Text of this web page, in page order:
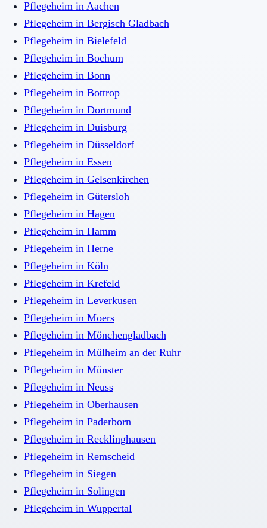
Pflegeheim in Aachen
Pflegeheim in Bergisch Gladbach
Pflegeheim in Bielefeld
Pflegeheim in Bochum
Pflegeheim in Bonn
Pflegeheim in Bottrop
Pflegeheim in Dortmund
Pflegeheim in Duisburg
Pflegeheim in Düsseldorf
Pflegeheim in Essen
Pflegeheim in Gelsenkirchen
Pflegeheim in Gütersloh
Pflegeheim in Hagen
Pflegeheim in Hamm
Pflegeheim in Herne
Pflegeheim in Köln
Pflegeheim in Krefeld
Pflegeheim in Leverkusen
Pflegeheim in Moers
Pflegeheim in Mönchengladbach
Pflegeheim in Mülheim an der Ruhr
Pflegeheim in Münster
Pflegeheim in Neuss
Pflegeheim in Oberhausen
Pflegeheim in Paderborn
Pflegeheim in Recklinghausen
Pflegeheim in Remscheid
Pflegeheim in Siegen
Pflegeheim in Solingen
Pflegeheim in Wuppertal